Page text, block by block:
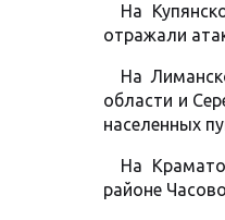
На
отражали
На
области и
населенных
На
районе